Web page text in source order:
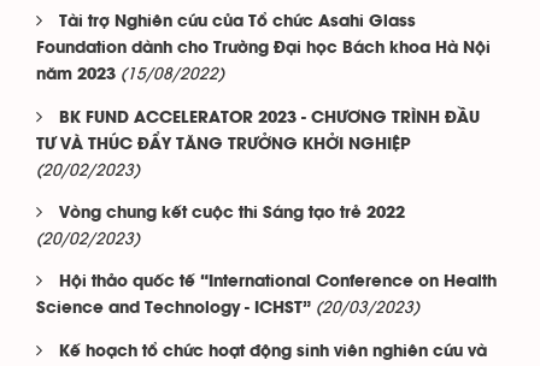
Tài trợ Nghiên cứu của Tổ chức Asahi Glass
Foundation dành cho Trường Đại học Bách khoa Hà Nội
năm 2023 (15/08/2022)
BK FUND ACCELERATOR 2023 - CHƯƠNG TRÌNH ĐẦU
TƯ VÀ THÚC ĐẨY TĂNG TRƯỞNG KHỞI NGHIỆP
(20/02/2023)
Vòng chung kết cuộc thi Sáng tạo trẻ 2022
(20/02/2023)
Hội thảo quốc tế “International Conference on Health
Science and Technology - ICHST” (20/03/2023)
Kế hoạch tổ chức hoạt động sinh viên nghiên cứu và